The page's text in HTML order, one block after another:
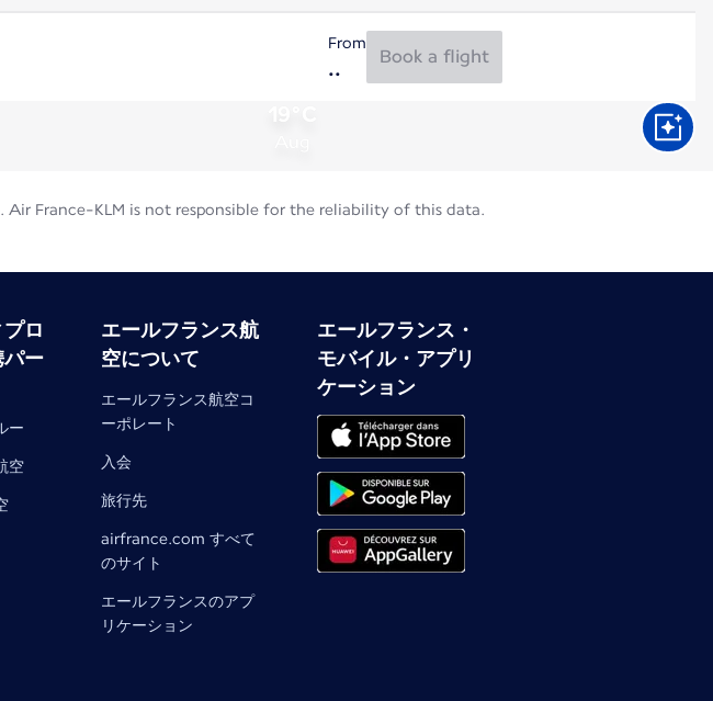
From
Book a flight
France-KLM is not responsible for the reliability of this data.
ロ
ー
ー
空
エールフランス航
空について
エールフランス航空コ
ーポレート
入会
旅行先
airfrance.com すべて
のサイト
エールフランスのアプ
リケーション
エールフランス・
モバイル・アプリ
ケーション